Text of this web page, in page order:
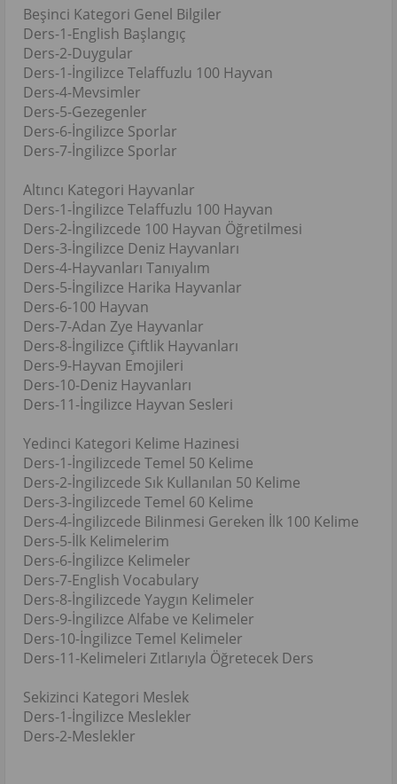
Beşinci Kategori Genel Bilgiler
Ders-1-English Başlangıç
Ders-2-Duygular
Ders-1-İngilizce Telaffuzlu 100 Hayvan
Ders-4-Mevsimler
Ders-5-Gezegenler
Ders-6-İngilizce Sporlar
Ders-7-İngilizce Sporlar
Altıncı Kategori Hayvanlar
Ders-1-İngilizce Telaffuzlu 100 Hayvan
Ders-2-İngilizcede 100 Hayvan Öğretilmesi
Ders-3-İngilizce Deniz Hayvanları
Ders-4-Hayvanları Tanıyalım
Ders-5-İngilizce Harika Hayvanlar
Ders-6-100 Hayvan
Ders-7-Adan Zye Hayvanlar
Ders-8-İngilizce Çiftlik Hayvanları
Ders-9-Hayvan Emojileri
Ders-10-Deniz Hayvanları
Ders-11-İngilizce Hayvan Sesleri
Yedinci Kategori Kelime Hazinesi
Ders-1-İngilizcede Temel 50 Kelime
Ders-2-İngilizcede Sık Kullanılan 50 Kelime
Ders-3-İngilizcede Temel 60 Kelime
Ders-4-İngilizcede Bilinmesi Gereken İlk 100 Kelime
Ders-5-İlk Kelimelerim
Ders-6-İngilizce Kelimeler
Ders-7-English Vocabulary
Ders-8-İngilizcede Yaygın Kelimeler
Ders-9-İngilizce Alfabe ve Kelimeler
Ders-10-İngilizce Temel Kelimeler
Ders-11-Kelimeleri Zıtlarıyla Öğretecek Ders
Sekizinci Kategori Meslek
Ders-1-İngilizce Meslekler
Ders-2-Meslekler